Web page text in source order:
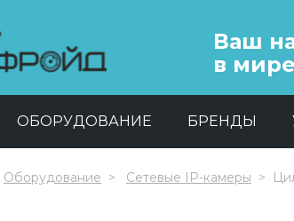
Ваш
в
ОБОРУДОВАНИЕ БРЕНДЫ
Оборудование Сетевые IP-камеры